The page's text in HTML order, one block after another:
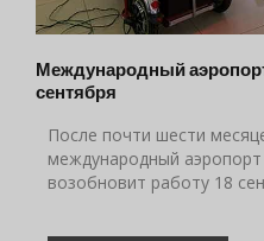
Международный
сентября
После почти шести
международный
возобновит работу 18